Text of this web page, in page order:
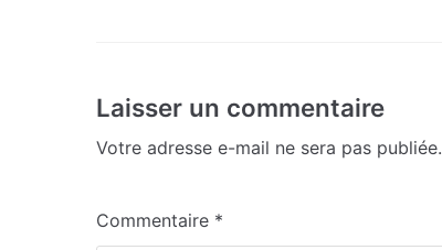
Laisser un commentaire
Votre adresse e-mail ne sera pas publiée.
Commentaire *